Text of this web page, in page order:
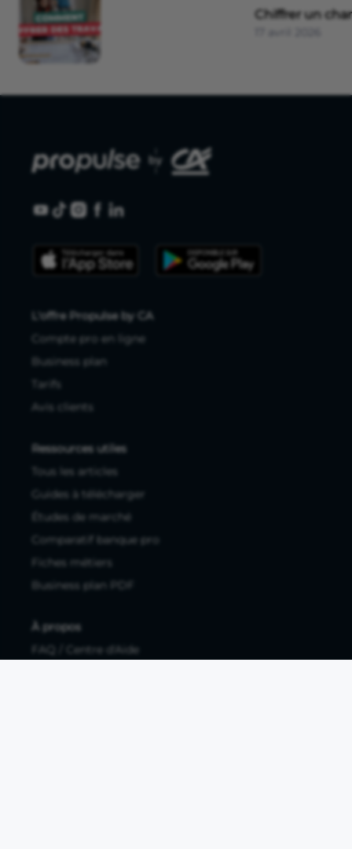
Chiffrer un
L'offre Propulse by CA
Compte pro en ligne
Business plan
Tarifs
Avis clients
Ressources utiles
Tous les articles
Guides à télécharger
Études de marché
Comparatif banque pro
Fiches métiers
Business plan PDF
À propos
FAQ / Centre d'Aide